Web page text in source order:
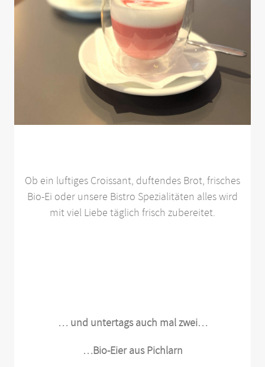
Ob ein luftiges Croissant, duftendes Brot, frisches
Bio-Ei oder unsere Bistro Spezialitäten alles wird
mit viel Liebe täglich frisch zubereitet.
… und untertags auch mal zwei…
…Bio-Eier aus Pichlarn